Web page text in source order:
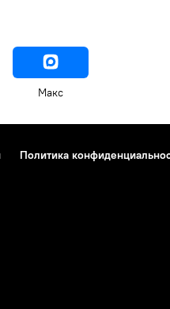
Макс
Политика